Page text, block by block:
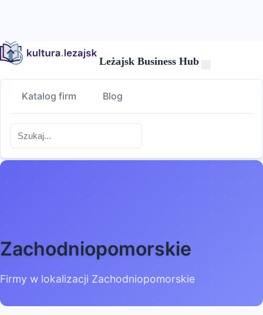
Leżajsk Business Hub
Katalog firm Blog
Firmy z województwa
Zachodniopomorskie
Firmy w lokalizacji Zachodniopomorskie